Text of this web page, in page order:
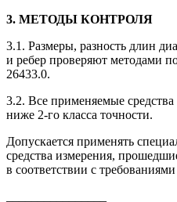
3. МЕТОДЫ КОНТРОЛЯ
3.1. Размеры, разность длин
и ребер проверяют методами
26433.0.
3.2. Все применяемые
ниже 2-го класса точности.
Допускается применять
средства измерения,
в соответствии с